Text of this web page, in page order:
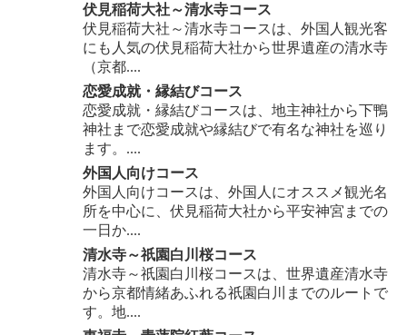
伏見稲荷大社～清水寺コース
伏見稲荷大社～清水寺コースは、外国人観光客
にも人気の伏見稲荷大社から世界遺産の清水寺
（京都....
恋愛成就・縁結びコース
恋愛成就・縁結びコースは、地主神社から下鴨
神社まで恋愛成就や縁結びで有名な神社を巡り
ます。....
外国人向けコース
外国人向けコースは、外国人にオススメ観光名
所を中心に、伏見稲荷大社から平安神宮までの
一日か....
清水寺～祇園白川桜コース
清水寺～祇園白川桜コースは、世界遺産清水寺
から京都情緒あふれる祇園白川までのルートで
す。地....